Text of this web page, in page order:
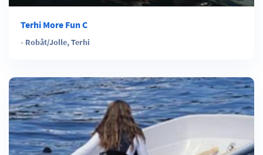
Terhi More Fun C
- Robåt/Jolle,Terhi